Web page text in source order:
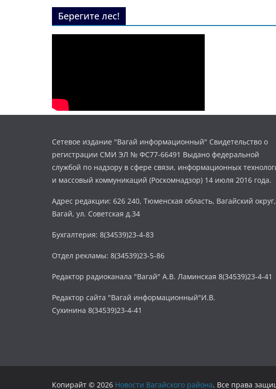
Берегите лес!
Сетевое издание "Вагай информационный" Свидетельство о
регистрации СМИ ЭЛ № ФС77-66491 Выдано федеральной
службой по надзору в сфере связи, информационных
и массовый коммуникаций (Роскомнадзор) 14 июля 2016 года.
Адрес редакции: 626 240, Тюменская область, Вагайский
Вагай, ул. Советская д.34
Бухгалтерия: 8(34539)23-4-83
Отдел рекламы: 8(34539)23-5-86
Редактор радиоканала "Вагай" А.В. Ламинская 8(34539)23-4-41
Редактор сайта "Вагай информационный"И.В.
Сухинина 8(34539)23-4-41
Копирайт © 2026 Новости Вагайского района. Все права